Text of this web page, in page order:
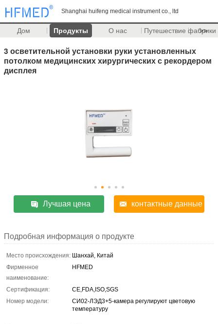
Shanghai huifeng medical instrument co., ltd
Дом Продукты О нас Путешествие фабрики
>>
3 осветительной установки руки установленных
потолком медицинских хирургических с рекордером
дисплея
Лучшая цена контактные данные
Подробная информация о продукте
Место происхождения: Шанхай, Китай
Фирменное
наименование:
HFMED
Сертификация:
CE,FDA,ISO,SGS
Номер модели:
СИ02-ЛЭД3+5-камера регулируют цветовую
температуру